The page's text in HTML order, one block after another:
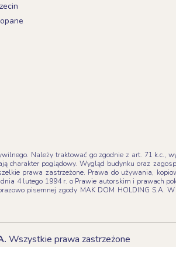
Należy traktować go zgodnie z art. 71 k.c.,
poglądowy. Wygląd budynku oraz
prawa zastrzeżone. Prawa do używania,
4 lutego 1994 r. o Prawie autorskim i prawach
pisemnej zgody MAK DOM HOLDING S.A.
Wszystkie prawa zastrzeżone